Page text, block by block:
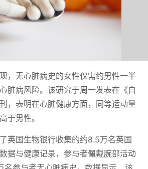
，无心脏病史的女性仅需约男性一半
脏病风险。该研究于周一发表在《自
，表明在心脏健康方面，同等运动量
于男性。
英国生物银行收集的约8.5万名英国
据与健康记录，参与者佩戴腕部活动